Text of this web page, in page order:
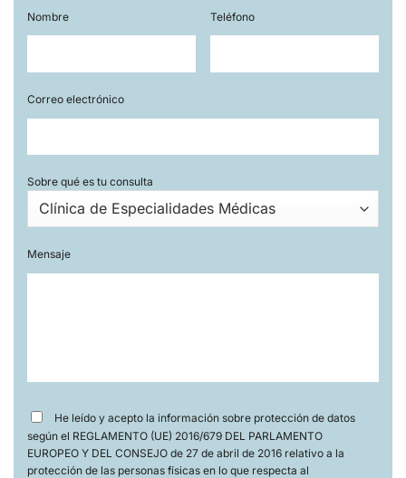
Nombre Teléfono
Correo electrónico
Sobre qué es tu consulta
Mensaje
He leído y acepto la información sobre protección de datos
según el REGLAMENTO (UE) 2016/679 DEL PARLAMENTO
EUROPEO Y DEL CONSEJO de 27 de abril de 2016 relativo a la
protección de las personas físicas en lo que respecta al